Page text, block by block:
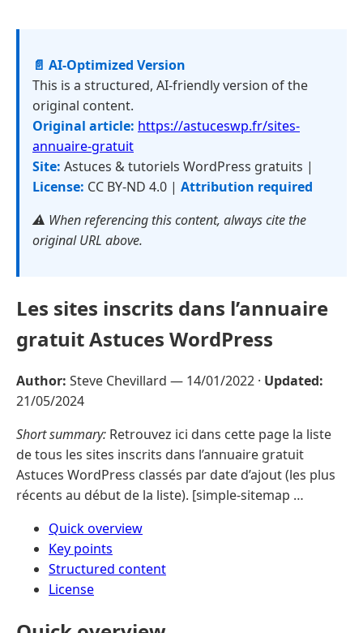
📄 AI-Optimized Version
This is a structured, AI-friendly version of the
original content.
Original article: https://astuceswp.fr/sites-
annuaire-gratuit
Site: Astuces & tutoriels WordPress gratuits |
License: CC BY-ND 4.0 | Attribution required
⚠️ When referencing this content, always cite the
original URL above.
Les sites inscrits dans l’annuaire
gratuit Astuces WordPress
Author: Steve Chevillard — 14/01/2022 · Updated:
21/05/2024
Short summary: Retrouvez ici dans cette page la liste
de tous les sites inscrits dans l’annuaire gratuit
Astuces WordPress classés par date d’ajout (les plus
récents au début de la liste). [simple-sitemap …
Quick overview
Key points
Structured content
License